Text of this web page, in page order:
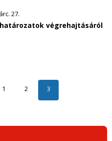
27.
végrehajtásáról
1 2 3